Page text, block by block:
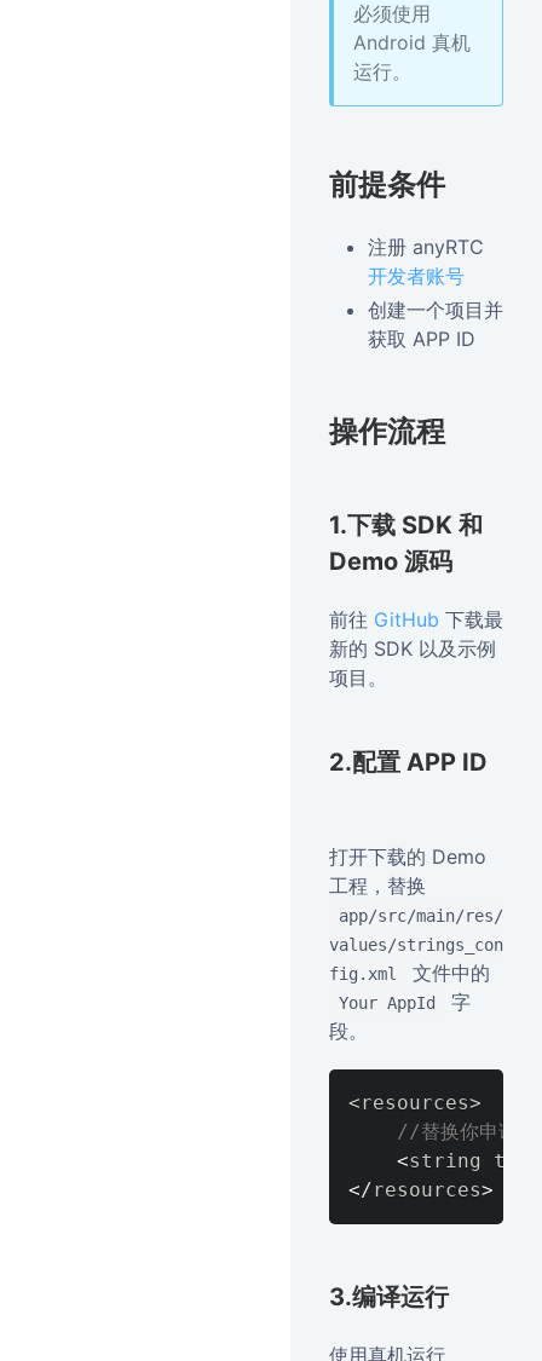
必须使用
Android 真机
运行。
前提条件
注册 anyRTC
开发者账号
创建一个项目并
获取 APP ID
操作流程
1.下载 SDK 和
Demo 源码
前往 GitHub 下载最
新的 SDK 以及示例
项目。
2.配置 APP ID
打开下载的 Demo
工程，替换
app/src/main/res/
values/strings_con
fig.xml
文件中的
Your AppId
字
段。
<resources>
//替换你申请的
<string
</resources>
3.编译运行
使用真机运行